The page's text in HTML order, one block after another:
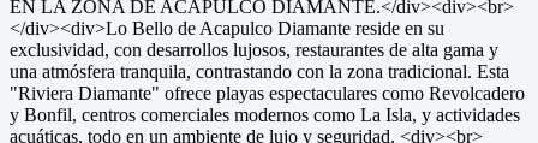
EN LA ZONA DE ACAPULCO DIAMANTE.</div><div><br>
</div><div>Lo Bello de Acapulco Diamante reside en su
exclusividad, con desarrollos lujosos, restaurantes de alta gama y
una atmósfera tranquila, contrastando con la zona tradicional. Esta
"Riviera Diamante" ofrece playas espectaculares como Revolcadero
y Bonfil, centros comerciales modernos como La Isla, y actividades
acuáticas, todo en un ambiente de lujo y seguridad. <div><br>